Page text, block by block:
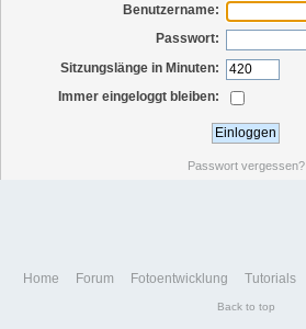
Benutzername:
Passwort:
Sitzungslänge in Minuten:
Immer eingeloggt bleiben:
Passwort vergessen?
Home Forum Fotoentwicklung Tutorials
Back to top